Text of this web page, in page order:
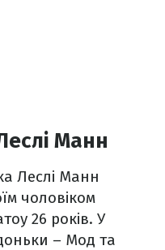
Манн
Леслі Манн
чоловіком
26 років. У
– Мод та